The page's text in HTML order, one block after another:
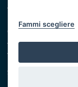
Note legali
Cookie e privacy
Amministrazione
Atti di notifica
Feed RSS
Servizi intranet
Fammi scegliere